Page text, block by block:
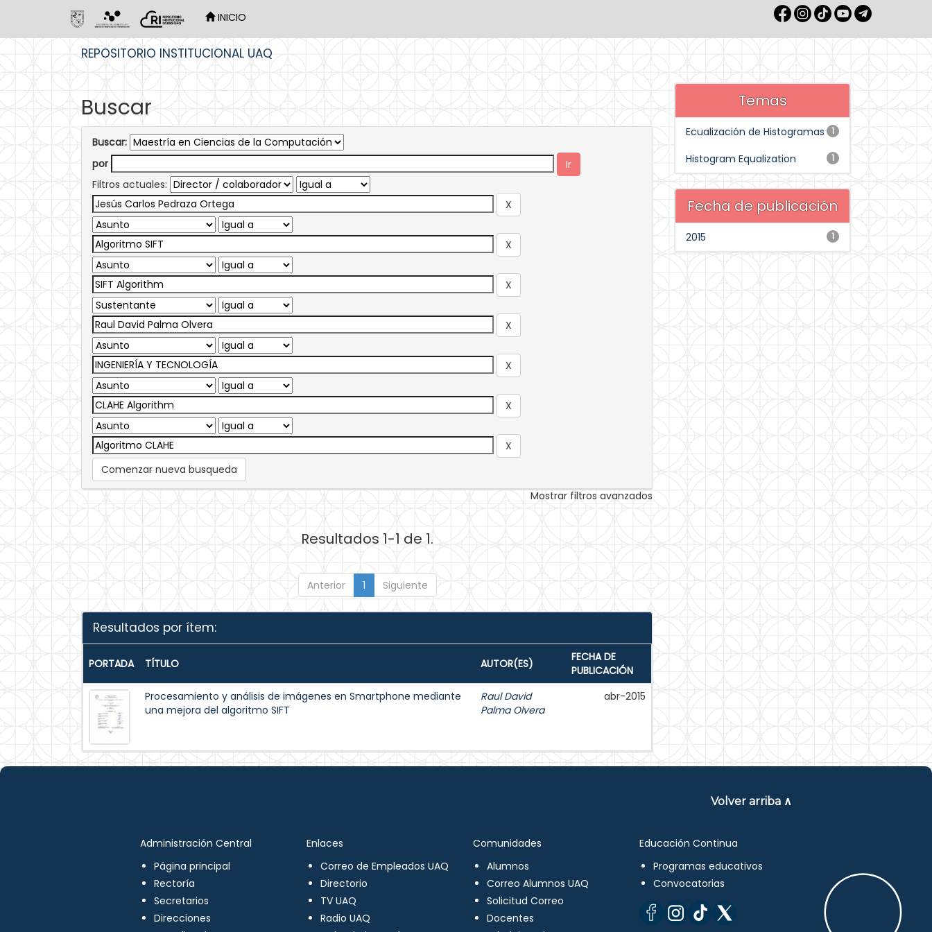
INICIO
REPOSITORIO INSTITUCIONAL UAQ
Buscar
Buscar:
por
Filtros actuales:
Comenzar nueva busqueda
Mostrar filtros avanzados
Resultados 1-1 de 1.
Anterior 1 Siguiente
Resultados por ítem:
PORTADA TÍTULO AUTOR(ES)
FECHA DE
PUBLICACIÓN
Procesamiento y análisis de imágenes en Smartphone mediante
una mejora del algoritmo SIFT
Raul David
Palma Olvera
abr-2015
Temas
1
Ecualización de Histogramas
1
Histogram Equalization
Fecha de publicación
1
2015
Volver arriba ∧
Administración Central
Página principal
Rectoría
Secretarios
Direcciones
Enlaces
Correo de Empleados UAQ
Directorio
TV UAQ
Radio UAQ
Comunidades
Alumnos
Correo Alumnos UAQ
Solicitud Correo
Docentes
Educación Continua
Programas educativos
Convocatorias